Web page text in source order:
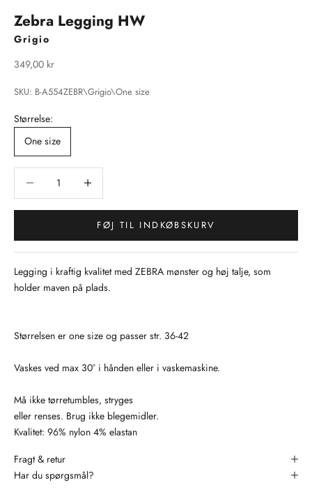
Zebra Legging HW
Grigio
Salgspris
349,00 kr
SKU: B-A554ZEBR\Grigio\One size
Størrelse:
One size
FØJ TIL INDKØBSKURV
Legging i kraftig kvalitet med ZEBRA mønster og høj talje, som
holder maven på plads.
Størrelsen er one size og passer str. 36-42
Vaskes ved max 30° i hånden eller i vaskemaskine.
Må ikke tørretumbles, stryges
eller renses. Brug ikke blegemidler.
Kvalitet: 96% nylon 4% elastan
Fragt & retur
Har du spørgsmål?